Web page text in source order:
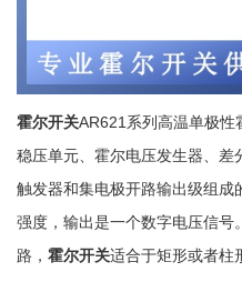
霍尔开关AR621系列高温单极性
稳压单元、霍尔电压发生器、
触发器和集电极开路输出级组
强度，输出是一个数字电压信
路， 霍尔开关适合于矩形或者柱